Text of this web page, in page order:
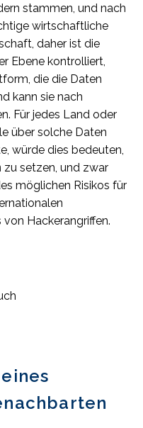
stammen, und nach
wirtschaftliche
daher ist die
Ebene kontrolliert,
die die Daten
kann sie nach
Für jedes Land oder
über solche Daten
würde dies bedeuten,
zu setzen, und zwar
möglichen Risikos für
Hackerangriffen.